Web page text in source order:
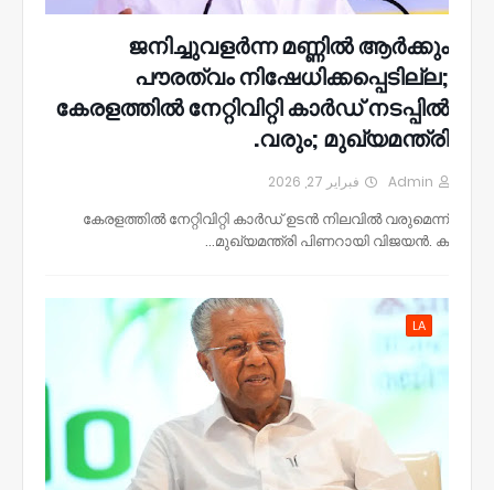
ജനിച്ചുവളർന്ന മണ്ണിൽ ആർക്കും
പൗരത്വം നിഷേധിക്കപ്പെടില്ല;
കേരളത്തിൽ നേറ്റിവിറ്റി കാർഡ് നടപ്പിൽ
വരും; മുഖ്യമന്ത്രി.
Admin فبراير 27, 2026
കേരളത്തിൽ നേറ്റിവിറ്റി കാർഡ് ഉടൻ നിലവിൽ വരുമെന്ന്
മുഖ്യമന്ത്രി പിണറായി വിജയൻ. ക…
LA